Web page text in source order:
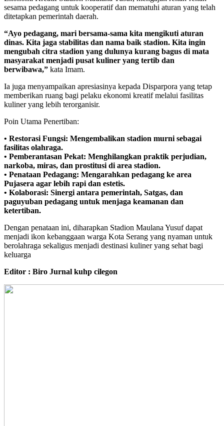
sesama pedagang untuk kooperatif dan mematuhi aturan yang telah
ditetapkan pemerintah daerah.
“Ayo pedagang, mari bersama-sama kita mengikuti aturan
dinas. Kita jaga stabilitas dan nama baik stadion. Kita ingin
mengubah citra stadion yang dulunya kurang bagus di mata
masyarakat menjadi pusat kuliner yang tertib dan
berwibawa,” kata Imam.
​Ia juga menyampaikan apresiasinya kepada Disparpora yang tetap
memberikan ruang bagi pelaku ekonomi kreatif melalui fasilitas
kuliner yang lebih terorganisir.
​Poin Utama Penertiban:
• ​Restorasi Fungsi: Mengembalikan stadion murni sebagai
fasilitas olahraga.
• ​Pemberantasan Pekat: Menghilangkan praktik perjudian,
narkoba, miras, dan prostitusi di area stadion.
• ​Penataan Pedagang: Mengarahkan pedagang ke area
Pujasera agar lebih rapi dan estetis.
• ​Kolaborasi: Sinergi antara pemerintah, Satgas, dan
paguyuban pedagang untuk menjaga keamanan dan
ketertiban.
​Dengan penataan ini, diharapkan Stadion Maulana Yusuf dapat
menjadi ikon kebanggaan warga Kota Serang yang nyaman untuk
berolahraga sekaligus menjadi destinasi kuliner yang sehat bagi
keluarga
Editor : Biro Jurnal kuhp cilegon